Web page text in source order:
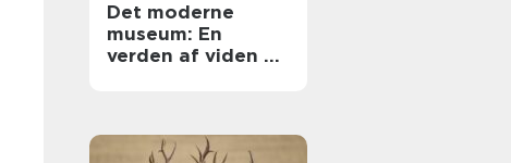
Det moderne
museum: En
verden af viden og